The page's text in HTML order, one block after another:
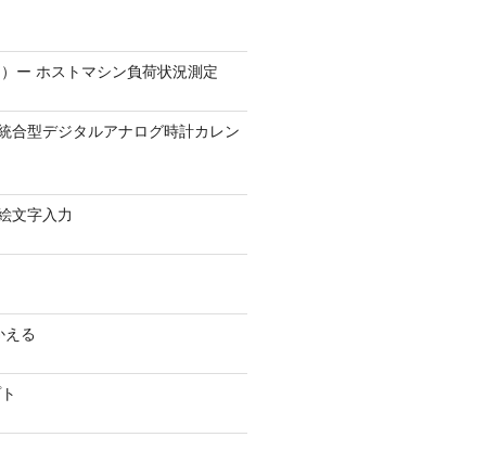
ー ホストマシン負荷状況測定
合型デジタルアナログ時計カレン
文字入力
える